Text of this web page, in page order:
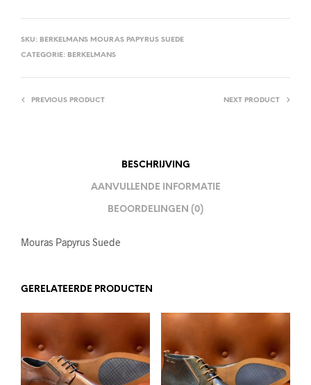
SKU: BERKELMANS MOURAS PAPYRUS SUEDE
CATEGORIE: BERKELMANS
PREVIOUS PRODUCT NEXT PRODUCT
BESCHRIJVING
AANVULLENDE INFORMATIE
BEOORDELINGEN (0)
Mouras Papyrus Suede
GERELATEERDE PRODUCTEN